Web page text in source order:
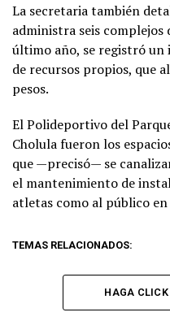
La secretaria también
administra seis
último año, se registró un
de recursos propios, que
pesos.
El Polideportivo del
Cholula fueron los
que —precisó— se
el mantenimiento de
atletas como al público
TEMAS RELACIONADOS:
HAGA